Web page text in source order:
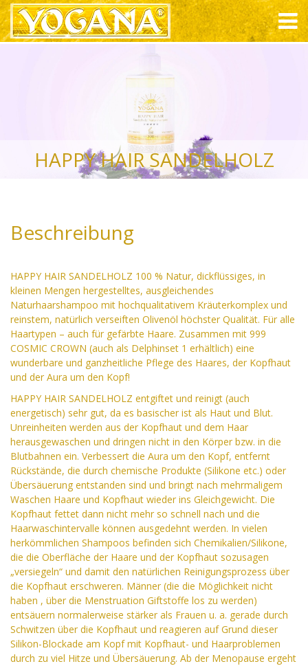
HAPPY HAIR SANDELHOLZ
Beschreibung
HAPPY HAIR SANDELHOLZ 100 % Natur, dickflüssiges, in
kleinen Mengen hergestelltes, ausgleichendes
Naturhaarshampoo mit hochqualitativem Kräuterkomplex und
reinstem, natürlich verseiften Olivenöl höchster Qualität. Für alle
Haartypen – auch für gefärbte Haare. Zusammen mit 999
COSMIC CROWN (auch als Delphinset 1 erhältlich) eine
wunderbare und ganzheitliche Pflege des Haares, der Kopfhaut
und der Aura um den Kopf!
HAPPY HAIR SANDELHOLZ entgiftet und reinigt (auch
energetisch) sehr gut, da es basischer ist als Haut und Blut.
Unreinheiten werden aus der Kopfhaut und dem Haar
herausgewaschen und dringen nicht in den Körper bzw. in die
Blutbahnen ein. Verbessert die Aura um den Kopf, entfernt
Rückstände, die durch chemische Produkte (Silikone etc.) oder
Übersäuerung entstanden sind und bringt nach mehrmaligem
Waschen Haare und Kopfhaut wieder ins Gleichgewicht. Die
Kopfhaut fettet dann nicht mehr so schnell nach und die
Haarwaschintervalle können ausgedehnt werden. In vielen
herkömmlichen Shampoos befinden sich Chemikalien/Silikone,
die die Oberfläche der Haare und der Kopfhaut sozusagen
„versiegeln“ und damit den natürlichen Reinigungsprozess über
die Kopfhaut erschweren. Männer (die die Möglichkeit nicht
haben , über die Menstruation Giftstoffe los zu werden)
entsäuern normalerweise stärker als Frauen u. a. gerade durch
Schwitzen über die Kopfhaut und reagieren auf Grund dieser
Silikon-Blockade am Kopf mit Kopfhaut- und Haarproblemen
durch zu viel Hitze und Übersäuerung. Ab der Menopause ergeht